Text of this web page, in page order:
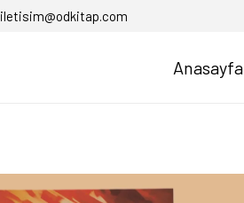
iletisim@odkitap.com
Anasayfa